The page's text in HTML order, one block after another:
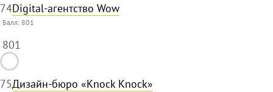
74Digital-агентство Wow
Балл: 801
801
75Дизайн-бюро «Knock Knock»